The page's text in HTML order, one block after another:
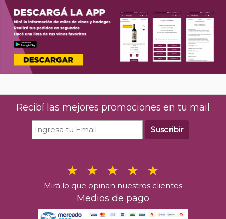
Recibí las mejores promociones en tu mail
Suscribir
Mirá lo que opinan nuestros clientes
Medios de pago